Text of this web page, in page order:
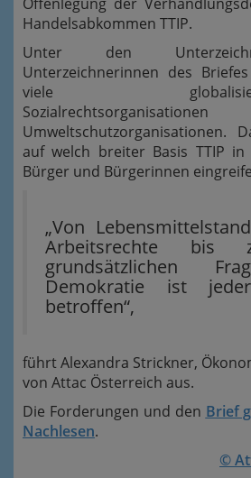
Handelsabkommen TTIP.
Unter den
Unterzeichnerinnen des
viele
Sozialrechtsorganisationen
Umweltschutzorganisationen.
auf welch breiter Basis TTIP
Bürger und Bürgerinnen
„Von
Arbeitsrechte bis
grundsätzlichen
Demokratie ist
betroffen“,
führt Alexandra Strickner,
von Attac Österreich aus.
Die Forderungen und den Brief
Nachlesen.
©